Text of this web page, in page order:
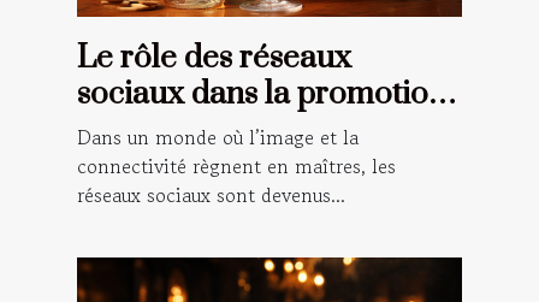
Le rôle des réseaux
sociaux dans la promotion
du vin rosé
Dans un monde où l’image et la
connectivité règnent en maîtres, les
réseaux sociaux sont devenus...